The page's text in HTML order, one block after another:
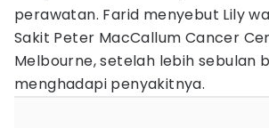
perawatan. Farid menyebut Lily
Sakit Peter MacCallum Cancer
Melbourne, setelah lebih sebulan
menghadapi penyakitnya.